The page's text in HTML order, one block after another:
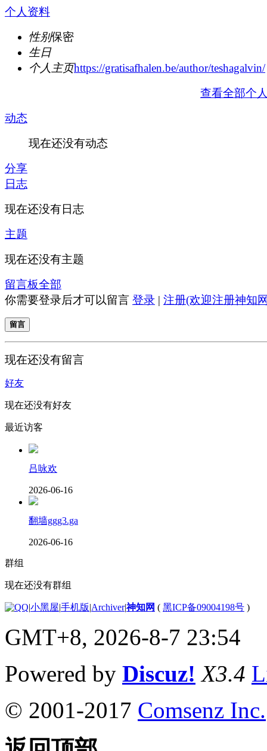
个人资料
性别保密
生日
个人主页https://gratisafhalen.be/author/teshagalvin/
查看全部个
动态
现在还没有动态
分享
日志
现在还没有日志
主题
现在还没有主题
留言板全部
你需要登录后才可以留言 登录 | 注册(欢迎注册神知
留言
现在还没有留言
好友
现在还没有好友
最近访客
吕咏欢
2026-06-16
翻墙ggg3.ga
2026-06-16
群组
现在还没有群组
|小黑屋|手机版|Archiver|神知网 ( 黑ICP备09004198号 )
GMT+8, 2026-8-7 23:54
Powered by Discuz! X3.4
© 2001-2017 Comsenz Inc.